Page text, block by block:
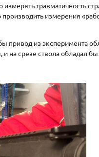
измерять травматичность
производить измерения
привод из эксперимента
и на срезе ствола